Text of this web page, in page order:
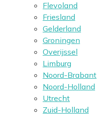
Flevoland
Friesland
Gelderland
Groningen
Overijssel
Limburg
Noord-Brabant
Noord-Holland
Utrecht
Zuid-Holland